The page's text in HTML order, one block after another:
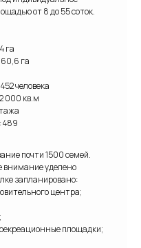
от 8 до 55 соток.
га
га
человека
000 кв.м
489
почти 1500 семей.
внимание уделено
запланировано:
центра;
площадки;